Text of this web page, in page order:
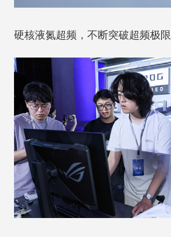
硬核液氮超频，不断突破超频极限